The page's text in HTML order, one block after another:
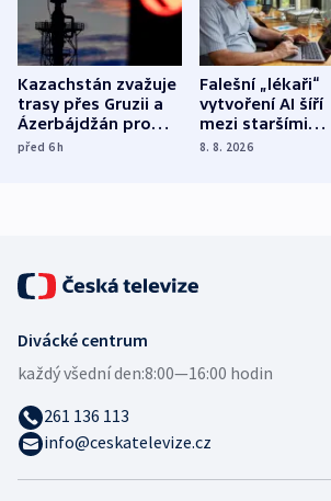
Kazachstán zvažuje
trasy přes Gruzii a
Ázerbájdžán pro
vývoz ropy do
před 6h
Falešní „lékaři“
vytvoření AI šíří
mezi staršími
Poláky
8. 8. 2026
Divácké centrum
každý všední den:8:00—16:00 hodin
261 136 113
info@ceskatelevize.cz